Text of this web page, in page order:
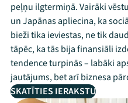
peļņu ilgtermiņā. Vairāki
un Japānas apliecina, ka
bieži tika ieviestas, ne tik
tāpēc, ka tās bija finansiāli
tendence turpinās – labāki
jautājums, bet arī biznesa
SKATĪTIES IERAKSTU